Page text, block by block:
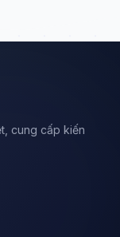
cung cấp kiến